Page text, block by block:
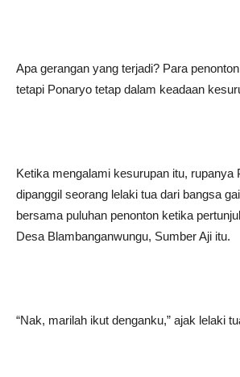
Apa gerangan yang terjadi? Para
tetapi Ponaryo tetap dalam keadaan
Ketika mengalami kesurupan itu, rupanya
dipanggil seorang lelaki tua dari bangsa
bersama puluhan penonton ketika
Desa Blambanganwungu, Sumber Aji itu.
“Nak, marilah ikut denganku,” ajak lelaki